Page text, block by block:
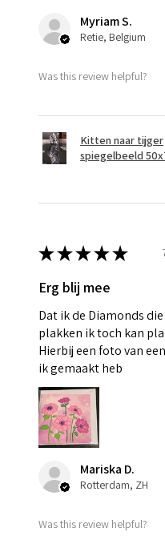
Myriam S.
Retie, Belgium
Was this review helpful?
Kitten naar tijger
spiegelbeeld
★★★★★
Erg blij mee
Dat ik de Diamonds
plakken ik toch kan
Hierbij een foto van
ik gemaakt heb
Mariska D.
Rotterdam, ZH
Was this review helpful?